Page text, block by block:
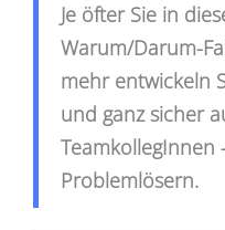
Je öfter Sie in
Warum/Darum-
mehr entwickeln
und ganz sicher
TeamkollegInnen
Problemlösern.